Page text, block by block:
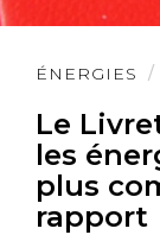
grande
du
ÉNERGIES
Le
les
plus
rapport
Lire